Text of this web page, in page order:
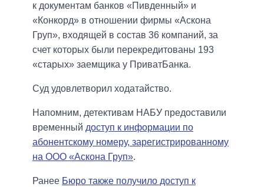
к документам банков «Пивденный» и
«Конкорд» в отношении фирмы «Аскона
Груп», входящей в состав 36 компаний, за
счет которых были перекредитованы 193
«старых» заемщика у ПриватБанка.
Суд удовлетворил ходатайство.
Напомним, детективам НАБУ предоставили
временный доступ к информации по
абонентскому номеру, зарегистрированному
на ООО «Аскона Груп».
Ранее Бюро также получило доступ к